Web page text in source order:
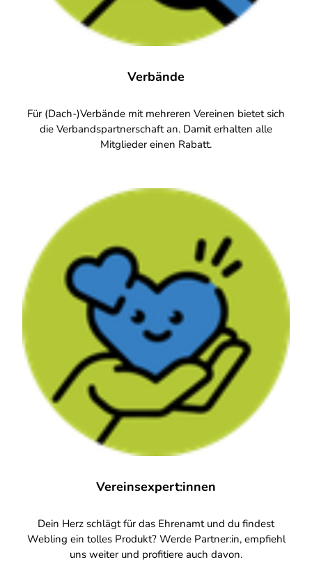
Verbände
Für (Dach-)Verbände mit mehreren Vereinen bietet sich
die Verbandspartnerschaft an. Damit erhalten alle
Mitglieder einen Rabatt.
Vereinsexpert:innen
Dein Herz schlägt für das Ehrenamt und du findest
Webling ein tolles Produkt? Werde Partner:in, empfiehl
uns weiter und profitiere auch davon.